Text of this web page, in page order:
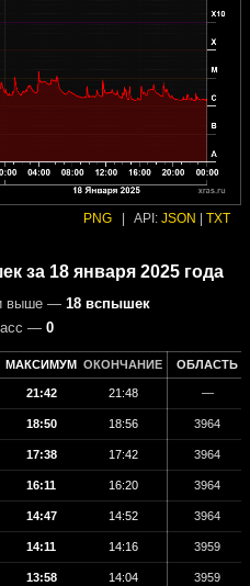
PNG API: JSON TXT
за 18 января 2025 года
выше — 18 вспышек
— 0
МАКСИМУМ ОКОНЧАНИЕ ОБЛАСТЬ
21:42 21:48 —
18:50 18:56 3964
17:38 17:42 3964
16:11 16:20 3964
14:47 14:52 3964
14:11 14:16 3959
13:58 14:04 3959